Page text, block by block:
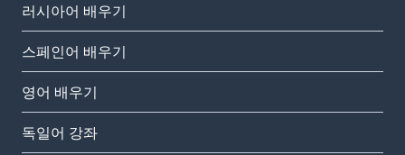
러시아어 배우기
스페인어 배우기
영어 배우기
독일어 강좌